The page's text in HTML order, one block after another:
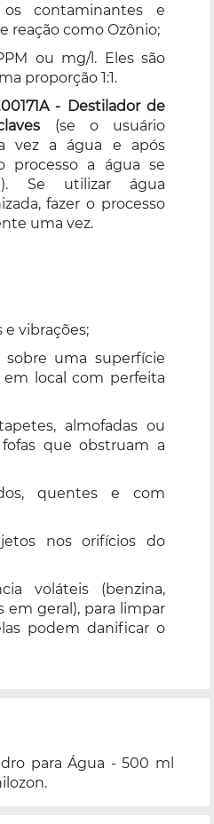
contaminantes e
reação como Ozônio;
ou mg/l. Eles são
proporção 1:1.
- Destilador de
(se o usuário
vez a água e após
processo a água se
Se utilizar água
fazer o processo
uma vez.
e vibrações;
sobre uma superfície
local com perfeita
almofadas ou
que obstruam a
quentes e com
nos orifícios do
voláteis (benzina,
em geral), para limpar
podem danificar o
para Água - 500 ml